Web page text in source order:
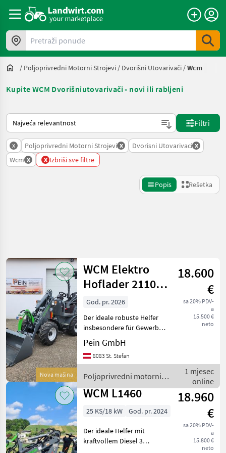
Pretraži ponude
/ Poljoprivredni Motorni Strojevi / Dvorišni Utovarivači /Wcm
Kupite WCM Dvorišniutovarivači - novi ili rabljeni
Tako se sortira na Landwirt.com
Filtri
x Poljoprivredni Motorni Strojevi x Dvorisni Utovarivaci x
Wcm x x Izbriši sve filtre
Popis Rešetka
Kategorija 4 Država Filtri
TRENUTNA
STAZA
Poljoprivredna
tehnika
Poljoprivredni
Motorni
Strojevi
Dvorisni
Utovarivaci
ODABERITE
KATEGORIJU
WCM
Poništi
Prikaži 2
rezultata
Nova mašina
WCM Elektro
Hoflader 2110e
und 2310e mit
Schaufel
18.600
€
sa 20% PDV-
a
15.500 €
neto
God. pr. 2026
Der ideale robuste Helfer
insbesondere für Gewerbe
und Landwirtschaft.
Ausgestattet mit 2
zusätzlichen Steuerkreisen.
Elektro / Hydra
Pein GmbH
8083 St. Stefan
Poljoprivredni motorni
strojevi / WCM
1 mjesec
online
WCM L1460
18.960
€
sa 20% PDV-
a
15.800 €
neto
25 KS/18 kW God. pr. 2024
Der ideale Helfer mit
kraftvollem Diesel 3